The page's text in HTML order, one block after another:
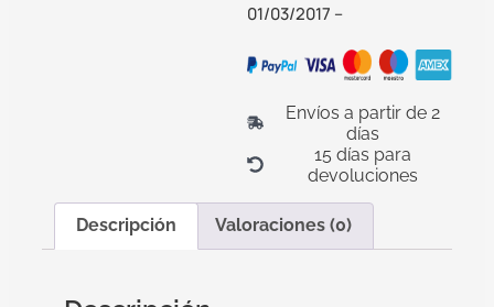
01/03/2017 –
Envíos a partir de 2
días
15 días para
devoluciones
Descripción Valoraciones (0)